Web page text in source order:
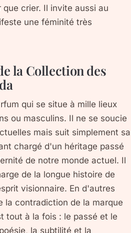
que crier. Il invite aussi au
une féminité très
la Collection des
qui se situe à mille lieux
ou masculins. Il ne se soucie
mais suit simplement sa
chargé d'un héritage passé
de notre monde actuel. Il
de la longue histoire de
visionnaire. En d'autres
la contradiction de la marque
tout à la fois : le passé et le
la subtilité et la